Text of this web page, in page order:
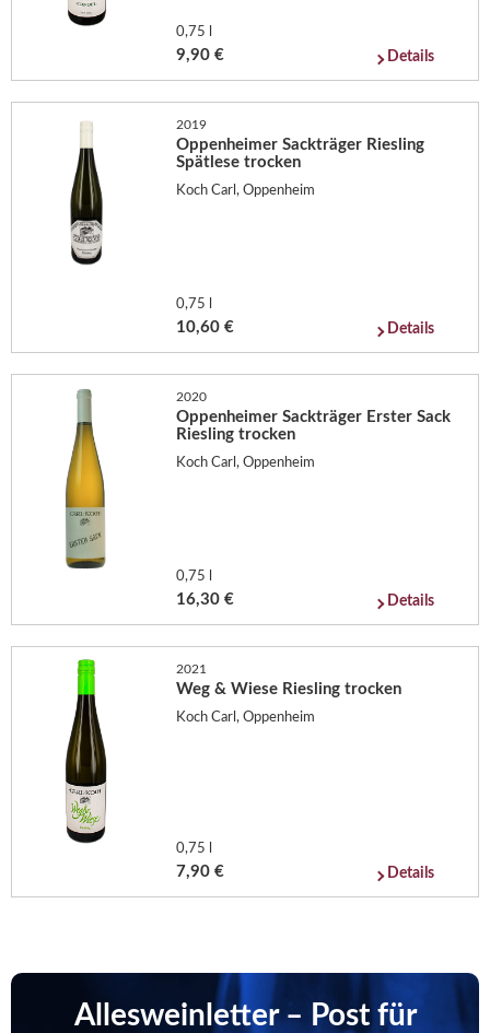
0,75 l
9,90 € Details
2019
Oppenheimer Sackträger Riesling
Spätlese trocken
Koch Carl, Oppenheim
0,75 l
10,60 € Details
2020
Oppenheimer Sackträger Erster Sack
Riesling trocken
Koch Carl, Oppenheim
0,75 l
16,30 € Details
2021
Weg & Wiese Riesling trocken
Koch Carl, Oppenheim
0,75 l
7,90 € Details
Allesweinletter – Post für